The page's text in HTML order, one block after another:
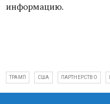
информацию.
ТРАМП США ПАРТНЕРСТВО